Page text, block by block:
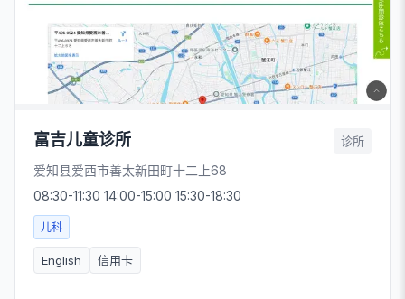
富吉儿童诊所 诊所
爱知县爱西市善太新田町十二上68
08:30-11:30 14:00-15:00 15:30-18:30
儿科
English 信用卡